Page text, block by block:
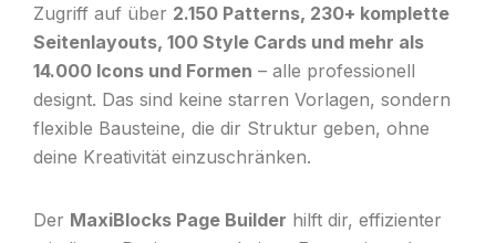
Zugriff auf über 2.150 Patterns, 230+ komplette
Seitenlayouts, 100 Style Cards und mehr als
14.000 Icons und Formen – alle professionell
designt. Das sind keine starren Vorlagen, sondern
flexible Bausteine, die dir Struktur geben, ohne
deine Kreativität einzuschränken.
Der MaxiBlocks Page Builder hilft dir, effizienter